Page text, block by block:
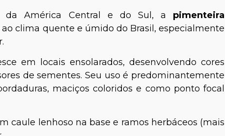
da América Central e do Sul, a pimenteira
clima quente e úmido do Brasil, especialmente
em locais ensolarados, desenvolvendo cores
de sementes. Seu uso é predominantemente
maciços coloridos e como ponto focal
caule lenhoso na base e ramos herbáceos (mais
Giovannetti
veterinário
Dra. Márcia Cavaleiro